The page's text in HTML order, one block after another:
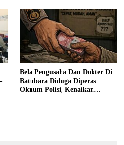
Bela Pengusaha Dan Dokter Di
Batubara Diduga Diperas
Oknum Polisi, Kenaikan